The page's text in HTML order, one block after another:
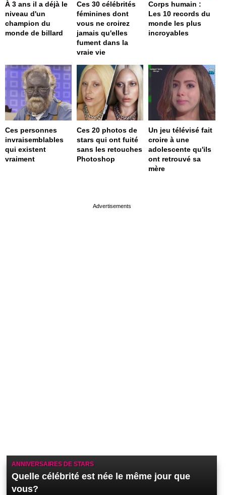
À 3 ans il a déjà le
niveau d'un
champion du
monde de billard
Ces 30 célébrités
féminines dont
vous ne croirez
jamais qu'elles
fument dans la
vraie vie
Corps humain :
Les 10 records du
monde les plus
incroyables
Ces personnes
invraisemblables
qui existent
vraiment
Ces 20 photos de
stars qui ont fuité
sans les retouches
Photoshop
Un jeu télévisé fait
croire à une
adolescente qu'ils
ont retrouvé sa
mère
ANNIVERSAIRES DE STARS
Quelle célébrité est née le même jour que
vous?